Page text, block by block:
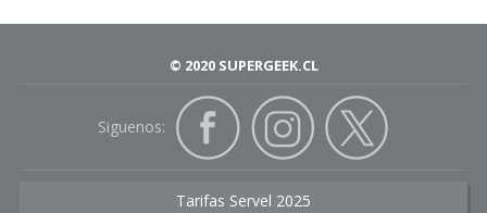
© 2020 SUPERGEEK.CL
Siguenos:
Tarifas Servel 2025